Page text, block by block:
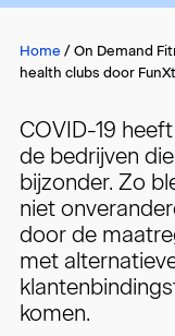
Home / On Demand
health clubs door
COVID-19
de bedrijven
bijzonder. Zo
niet
door de
met
komen.